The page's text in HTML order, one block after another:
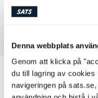
Denna webbplats
Genom att klicka på
du till lagring av cookies
navigeringen på
Andra
passa för dig